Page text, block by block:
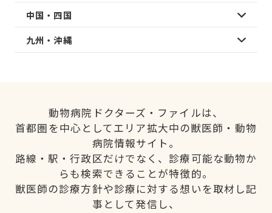
中国・四国
九州・沖縄
動物病院ドクターズ・ファイルは、
首都圏を中心としてエリア拡大中の獣医師・動物
病院情報サイト。
路線・駅・行政区だけでなく、診療可能な動物か
らも検索できることが特徴的。
獣医師の診療方針や診療に対する想いを取材し記
事として発信し、